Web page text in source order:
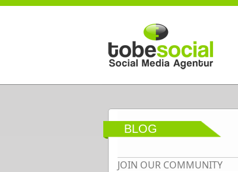
Direkt zum Inhalt
BLOG
JOIN OUR COMMUNITY